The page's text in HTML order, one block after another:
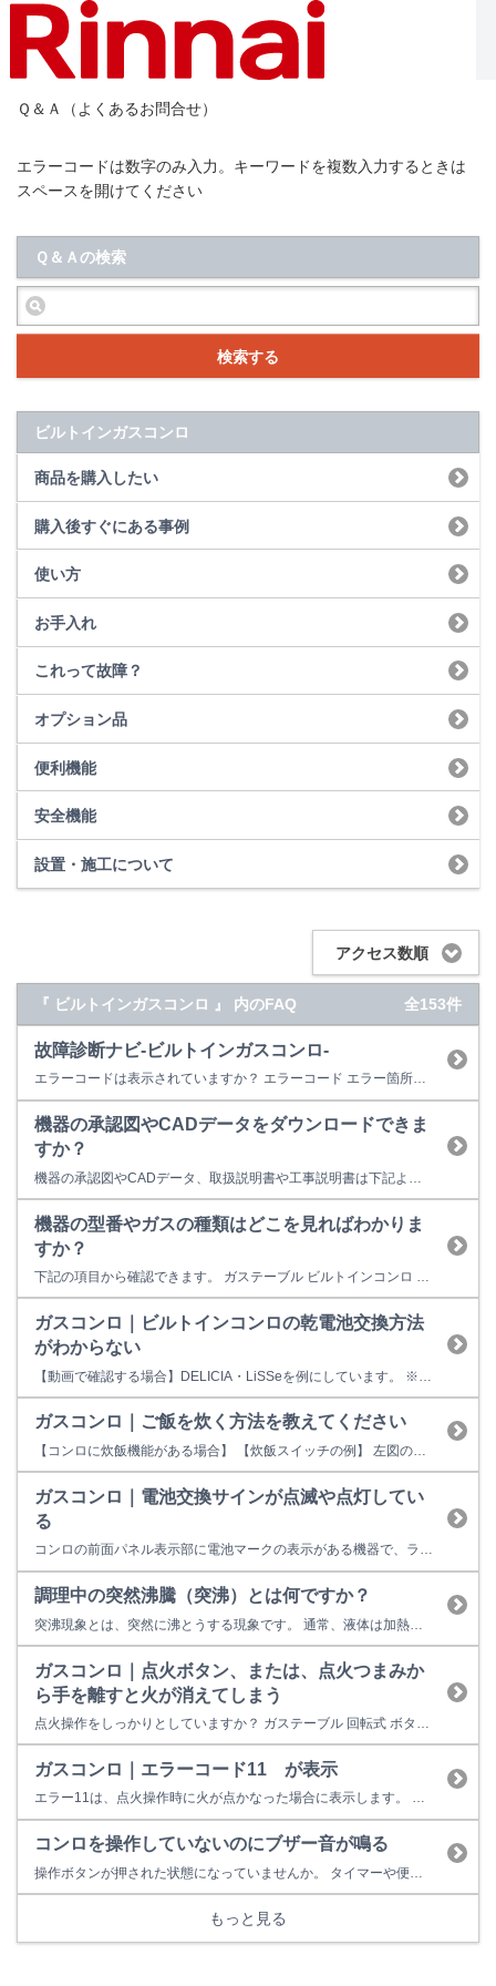
Ｑ＆Ａ（よくあるお問合せ）
エラーコードは数字のみ入力。キーワードを複数入力するときは
スペースを開けてください
Ｑ＆Ａの検索
検索する
ビルトインガスコンロ
商品を購入したい
購入後すぐにある事例
使い方
お手入れ
これって故障？
オプション品
便利機能
安全機能
設置・施工について
アクセス数順
『 ビルトインガスコンロ 』 内のFAQ 全153件
故障診断ナビ-ビルトインガスコンロ-
エラーコードは表示されていますか？ エラーコード エラー箇所（部位） 11 （点火不良） -1：標準バーナー -2：小バーナー -3：強火力バーナー -5：グリルバーナー ※エラーコードとエラー箇所を交互に表示する機種があります。 ※音声機能付きの機器はエラー箇所を音声で案内する場合があります。
機器の承認図やCADデータをダウンロードできま
すか？
機器の承認図やCADデータ、取扱説明書や工事説明書は下記よりダウンロードしていただけます。 製品データダウンロード
機器の型番やガスの種類はどこを見ればわかりま
すか？
下記の項目から確認できます。 ガステーブル ビルトインコンロ 卓上型ガスオーブン ビルトインガスオーブン ガス炊飯器 ガス瞬間湯沸器 食器洗い乾燥機 レンジフード ガスファンヒーター ガス衣類乾燥機 給湯器 ガスふろがま 業務用炊飯器 業務用ガス赤外線グリラー ガステーブル 本体型番は、本体正面のリンナイロゴ(Rinnai)の下、もしくはロ...
ガスコンロ｜ビルトインコンロの乾電池交換方法
がわからない
ガスコンロ｜ご飯を炊く方法を教えてください
【コンロに炊飯機能がある場合】 【炊飯スイッチの例】 左図のようなスイッチが付いているコンロなら、点火後に『炊飯』位置に火力を合わせてスイッチを押せば、その後の火力調節無しで炊き上げることができます。 この場合は、炊飯用の専用鍋をお使いください。専用鍋を使用しない場合はうまく炊けないことがあります。 ・炊飯用の専用鍋は、リンナイ商品取扱店様ま...
ガスコンロ｜電池交換サインが点滅や点灯してい
る
コンロの前面パネル表示部に電池マークの表示がある機器で、ランプが点滅している場合は、電池の電圧が減ってきていることを示しており、電池交換の時期をお知らせしています。さらに電池の電圧が減ってくるとランプが点灯した状態になるので、新しいアルカリ電池に交換してください。 なお、１分毎にブザーが「ピピッ」と５回鳴る時や、電池交換サインが４回点滅を繰り返す時は、点火ボタンの戻し忘れしていることが...
調理中の突然沸騰（突沸）とは何ですか？
ガスコンロ｜点火ボタン、または、点火つまみか
ら手を離すと火が消えてしまう
点火操作をしっかりとしていますか？ ガステーブル 回転式 ボタン式 ビルトインガスコンロ プッシュ型（ピアノタッチ式） プッシュ型（押し込み型） 最後まで押し切った、と感じたところから更に押し込んでみてください。
ガスコンロ｜エラーコード11 が表示
エラー11は、点火操作時に火が点かなった場合に表示します。 全てのバーナーで火が点きませんか？
コンロを操作していないのにブザー音が鳴る
操作ボタンが押された状態になっていませんか。 タイマーや便利機能（揚げ物モード・湯沸しモード・炊飯モード等）を使って自動で火が消えた時、安全装置が作動し火が消えた時など、操作ボタンを消火位置に戻す必要があります。 戻し忘れるとブザー音（「ピピッ」と５回鳴る）が鳴ります。 どのボタンが戻っていないか分からない場合は、全ての操作ボタンを押して、消火位置にしてください。 改善しない場合は、...
もっと見る